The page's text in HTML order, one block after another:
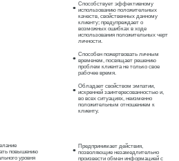
Способствует эффективному
использованию положительных
качеств, свойственных данному
клиенту; предупреждает о
возможных ошибках в ходе
использования положительных черт
личности.
Способен пожертвовать личным
временем, посвящает решению
проблем клиента не только свое
рабочее время.
Обладает свойством эмпатии,
искренней заинтересованностью и,
во всех ситуациях, неизменно
положительным отношением к
клиенту.
повышению
уровня
Предпринимает действия,
позволяющие незамедлительно
произвести обмен информацией с